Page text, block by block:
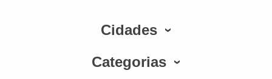
Cidades
Categorias